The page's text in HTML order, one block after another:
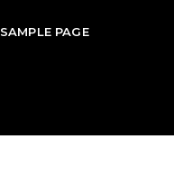
SAMPLE PAGE